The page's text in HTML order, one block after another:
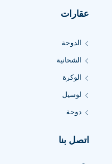
عقارات
الدوحة
الشحانية
الوكرة
لوسيل
دوحة
اتصل بنا